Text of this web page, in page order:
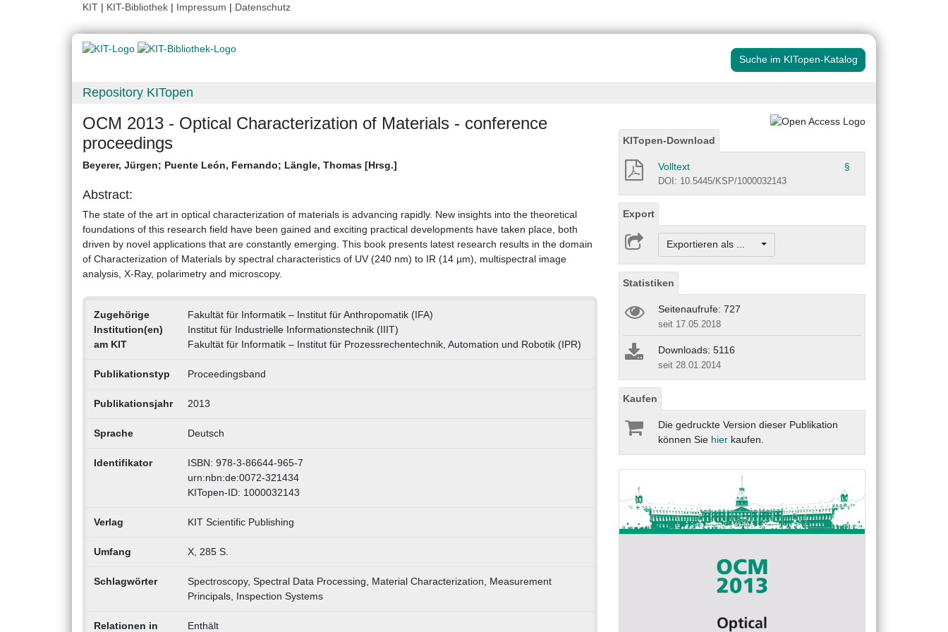
KIT | KIT-Bibliothek | Impressum | Datenschutz
Suche im KITopen-Katalog
Repository KITopen
OCM 2013 - Optical Characterization of Materials - conference
proceedings
Beyerer, Jürgen; Puente León, Fernando; Längle, Thomas [Hrsg.]
Abstract:
The state of the art in optical characterization of materials is advancing rapidly. New insights into the theoretical
foundations of this research field have been gained and exciting practical developments have taken place, both
driven by novel applications that are constantly emerging. This book presents latest research results in the domain
of Characterization of Materials by spectral characteristics of UV (240 nm) to IR (14 µm), multispectral image
analysis, X-Ray, polarimetry and microscopy.
Zugehörige
Institution(en)
am KIT
Fakultät für Informatik – Institut für Anthropomatik (IFA)
Institut für Industrielle Informationstechnik (IIIT)
Fakultät für Informatik – Institut für Prozessrechentechnik, Automation und Robotik (IPR)
Publikationstyp Proceedingsband
Publikationsjahr 2013
Sprache Deutsch
Identifikator
ISBN: 978-3-86644-965-7
urn:nbn:de:0072-321434
KITopen-ID: 1000032143
Verlag KIT Scientific Publishing
Umfang X, 285 S.
Schlagwörter
Spectroscopy, Spectral Data Processing, Material Characterization, Measurement
Principals, Inspection Systems
Relationen in Enthält
KITopen-Download
Volltext §
DOI: 10.5445/KSP/1000032143
Export
Exportieren als ...
Statistiken
Seitenaufrufe: 727
seit 17.05.2018
Downloads: 5116
seit 28.01.2014
Kaufen
Die gedruckte Version dieser Publikation
können Sie hier kaufen.